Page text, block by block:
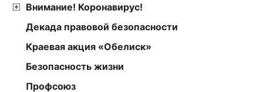
Внимание! Коронавирус!
Декада правовой безопасности
Краевая акция «Обелиск»
Безопасность жизни
Профсоюз